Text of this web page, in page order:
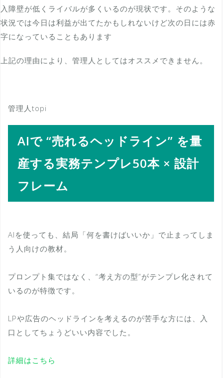
入障壁が低くライバルが多くいるのが現状です。そのような
状況では今日は利益が出てたかもしれないけど次の日には赤
字になっていることもあります
上記の理由により、管理人としてはオススメできません。
管理人topi
AIで “売れるヘッドライン” を量
産する実務テンプレ50本 × 設計
フレーム
AIを使っても、結局「何を書けばいいか」で止まってしま
う人向けの教材。
プロンプト集ではなく、“考え方の型”がテンプレ化されて
いるのが特徴です。
LPや広告のヘッドラインを考えるのが苦手な方には、入
口としてちょうどいい内容でした。
詳細はこちら